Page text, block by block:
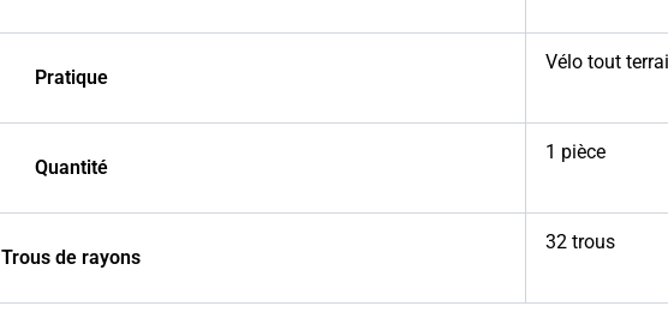
Pratique
Vélo tout
Quantité
1 pièce
Trous de rayons
32 trous